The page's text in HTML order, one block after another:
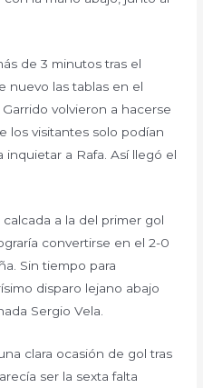
de 3 minutos tras el
nuevo las tablas en el
volvieron a hacerse
los visitantes solo podían
a Rafa. Así llegó el
a la del primer gol
convertirse en el 2-0
Sin tiempo para
disparo lejano abajo
Sergio Vela.
clara ocasión de gol tras
ser la sexta falta